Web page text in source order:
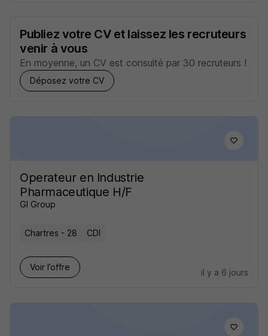
Publiez votre CV et laissez les recruteurs
venir à vous
En moyenne, un CV est consulté par 30 recruteurs !
Déposez votre CV
Operateur en Industrie
Pharmaceutique H/F
GI Group
Chartres - 28 CDI
Voir l’offre
il y a 6 jours